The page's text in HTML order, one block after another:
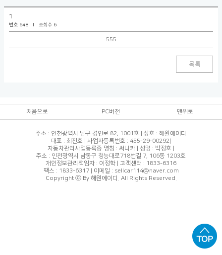
1
번호 648 l 조회수 6
555
목록
처음으로 PC버전 맨위로
주소 : 인천광역시 남구 경인로 82, 1001호 | 상호 : 해원에이디
대표 : 최진호 | 사업자등록번호 : 455-29-00292|
자동차관리사업등록증 명칭 : 써니카 | 성명 : 박정호 |
주소 : 인천광역시 남동구 청능대로718번길 7, 106동 1203호
개인정보관리책임자 : 이정학 | 고객센터 : 1833-6316
팩스 : 1833-6317 | 이메일 : sellcar114@naver.com
Copyright ⓒ By 해원에이디. All Rights Reserved.